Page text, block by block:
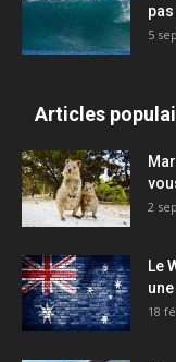
5
Articles
2
Le
18